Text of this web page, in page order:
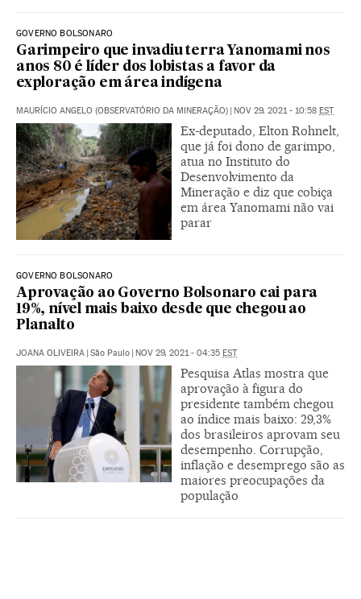
GOVERNO BOLSONARO
Garimpeiro que invadiu terra Yanomami nos
anos 80 é líder dos lobistas a favor da
exploração em área indígena
MAURÍCIO ANGELO (OBSERVATÓRIO DA MINERAÇÃO) | NOV 29, 2021 - 10:58 EST
Ex-deputado, Elton Rohnelt,
que já foi dono de garimpo,
atua no Instituto do
Desenvolvimento da
Mineração e diz que cobiça
em área Yanomami não vai
parar
GOVERNO BOLSONARO
Aprovação ao Governo Bolsonaro cai para
19%, nível mais baixo desde que chegou ao
Planalto
JOANA OLIVEIRA | São Paulo | NOV 29, 2021 - 04:35 EST
Pesquisa Atlas mostra que
aprovação à figura do
presidente também chegou
ao índice mais baixo: 29,3%
dos brasileiros aprovam seu
desempenho. Corrupção,
inflação e desemprego são as
maiores preocupações da
população